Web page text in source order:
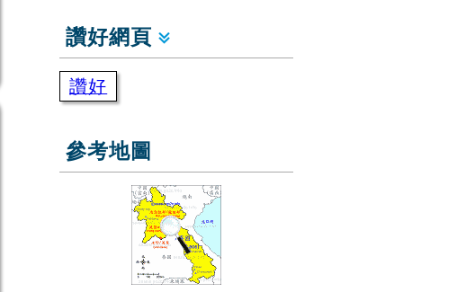
讚好網頁
讚好
參考地圖